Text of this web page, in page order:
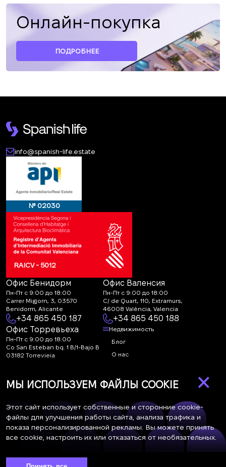
Онлайн-покупка
ПОДРОБНЕЕ
info@spanish-life.estate
№ 02030
RAICV - 5012
Офис Бенидорм
Пн-Пт с 9:00 до 18:00
Carrer Migjorn, 3, 03570
Benidorm, Alicante
+34 865 450 187
Офис Валенсия
Пн-Пт с 9:00 до 18:00
C/ de Quart, 110, Extramurs,
46008 València, Valencia
+34 865 450 188
Офис Торревьеха
Пн-Пт с 9:00 до 18:00
Co San Esteban bq. 1 B/1-Bajo B
03182 Torrevieja
life.estate
Недвижимость
Блог
О нас
Контакты
Подпишитесь на наши новости. Рассылка каждую неделю
×
МЫ ИСПОЛЬЗУЕМ ФАЙЛЫ COOKIE
Этот сайт использует собственные и сторонние cookie-
файлы для улучшения работы сайта, анализа трафика и
показа персонализированной рекламы. Вы можете принять
все cookie, настроить их или отказаться от необязательных.